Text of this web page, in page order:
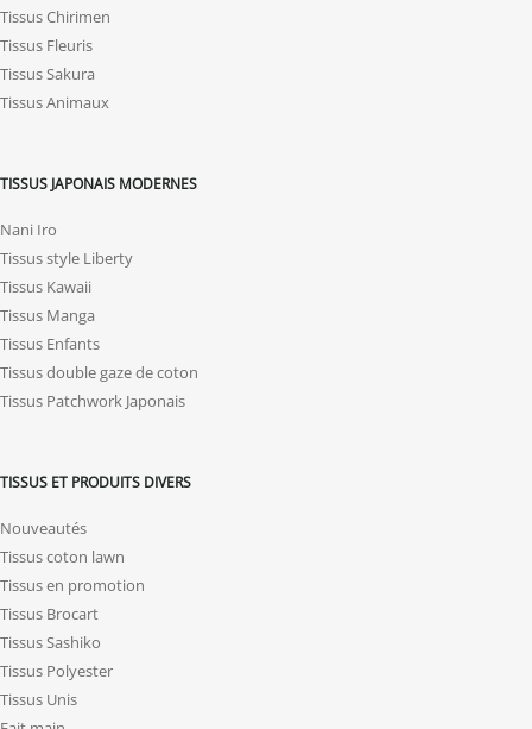
Tissus Chirimen
Tissus Fleuris
Tissus Sakura
Tissus Animaux
TISSUS JAPONAIS MODERNES
Nani Iro
Tissus style Liberty
Tissus Kawaii
Tissus Manga
Tissus Enfants
Tissus double gaze de coton
Tissus Patchwork Japonais
TISSUS ET PRODUITS DIVERS
Nouveautés
Tissus coton lawn
Tissus en promotion
Tissus Brocart
Tissus Sashiko
Tissus Polyester
Tissus Unis